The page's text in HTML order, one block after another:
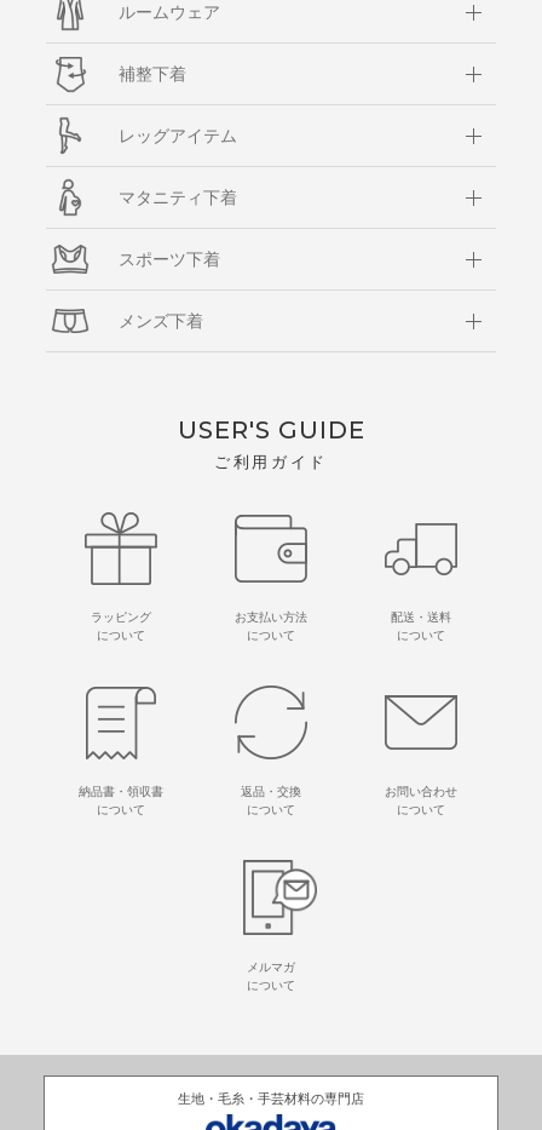
ルームウェア
補整下着
レッグアイテム
マタニティ下着
スポーツ下着
メンズ下着
USER'S GUIDE
ご利用ガイド
ラッピング
について
お支払い方法
について
配送・送料
について
納品書・領収書
について
返品・交換
について
お問い合わせ
について
メルマガ
について
生地・毛糸・手芸材料の専門店